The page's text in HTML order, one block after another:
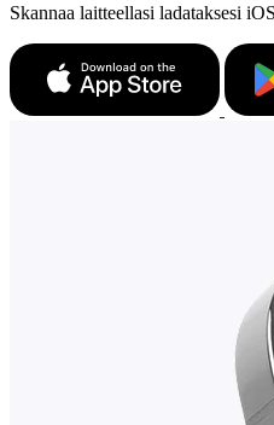
Skannaa laitteellasi ladataksesi